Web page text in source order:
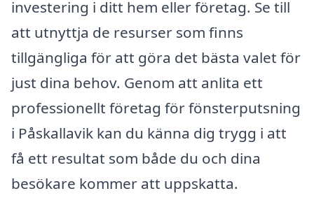
investering i ditt hem eller företag. Se till
att utnyttja de resurser som finns
tillgängliga för att göra det bästa valet för
just dina behov. Genom att anlita ett
professionellt företag för fönsterputsning
i Påskallavik kan du känna dig trygg i att
få ett resultat som både du och dina
besökare kommer att uppskatta.